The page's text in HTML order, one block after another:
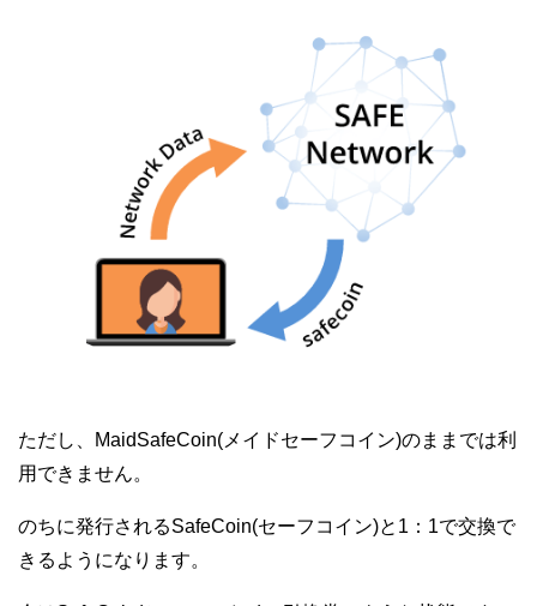
ただし、MaidSafeCoin(メイドセーフコイン)のままでは利
用できません。
のちに発行されるSafeCoin(セーフコイン)と1：1で交換で
きるようになります。